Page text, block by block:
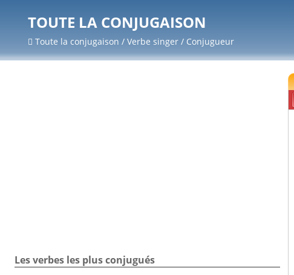
TOUTE LA CONJUGAISON
Toute la conjugaison / Verbe singer / Conjugueur
Les verbes les plus conjugués